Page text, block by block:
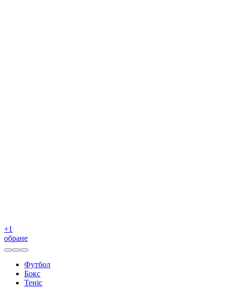
+1
обране
Футбол
Бокс
Теніс